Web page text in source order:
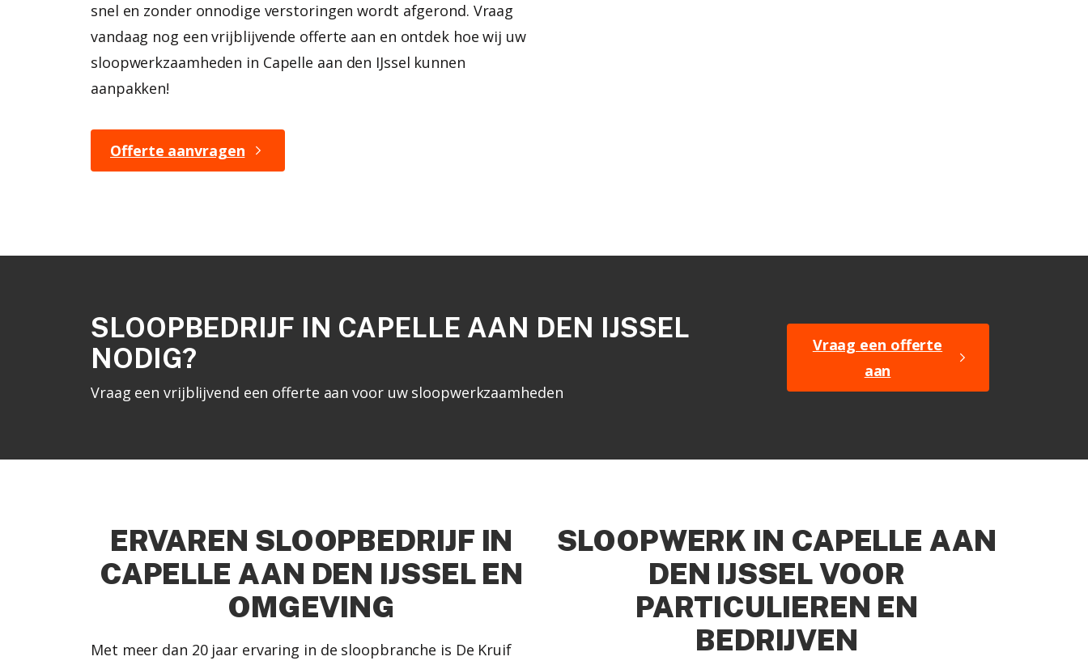
snel en zonder onnodige verstoringen wordt afgerond. Vraag
vandaag nog een vrijblijvende offerte aan en ontdek hoe wij uw
sloopwerkzaamheden in Capelle aan den IJssel kunnen
aanpakken!
Offerte aanvragen
SLOOPBEDRIJF IN CAPELLE AAN DEN IJSSEL
NODIG?
Vraag een vrijblijvend een offerte aan voor uw sloopwerkzaamheden
Vraag een offerte
aan
ERVAREN SLOOPBEDRIJF IN
CAPELLE AAN DEN IJSSEL EN
OMGEVING
Met meer dan 20 jaar ervaring in de sloopbranche is De Kruif
SLOOPWERK IN CAPELLE AAN
DEN IJSSEL VOOR
PARTICULIEREN EN
BEDRIJVEN